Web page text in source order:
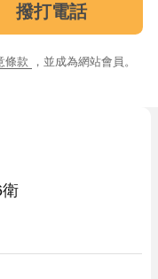
撥打電話
條款 ，並成為網站會員。